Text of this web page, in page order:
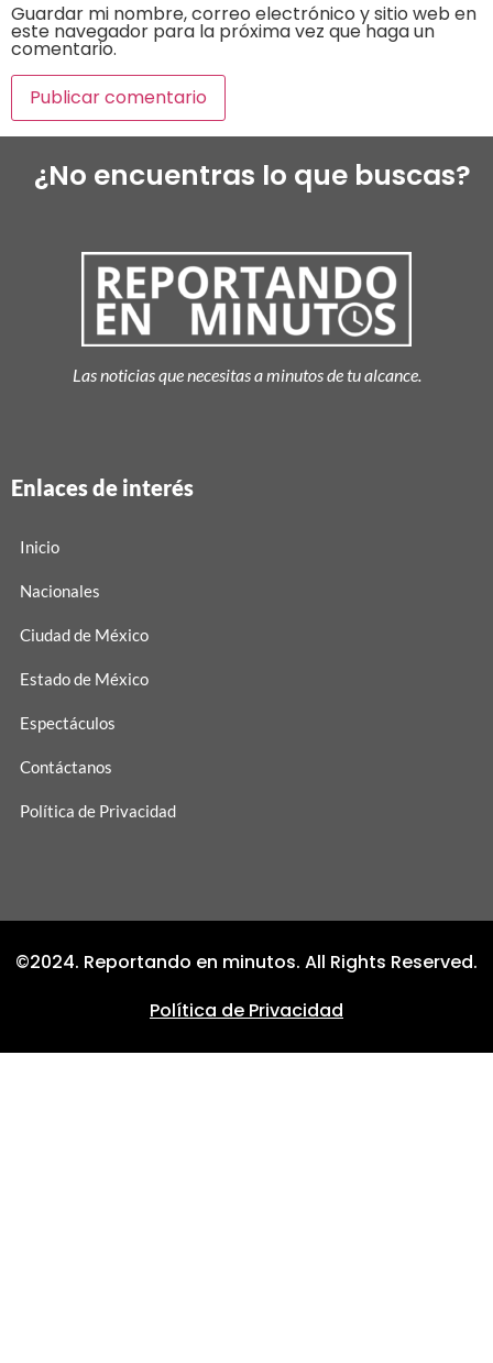
Guardar mi nombre, correo electrónico y sitio web en
este navegador para la próxima vez que haga un
comentario.
¿No encuentras lo que buscas?
Las noticias que necesitas a minutos de tu alcance.
Enlaces de interés
Inicio
Nacionales
Ciudad de México
Estado de México
Espectáculos
Contáctanos
Política de Privacidad
©2024. Reportando en minutos. All Rights Reserved.
Política de Privacidad